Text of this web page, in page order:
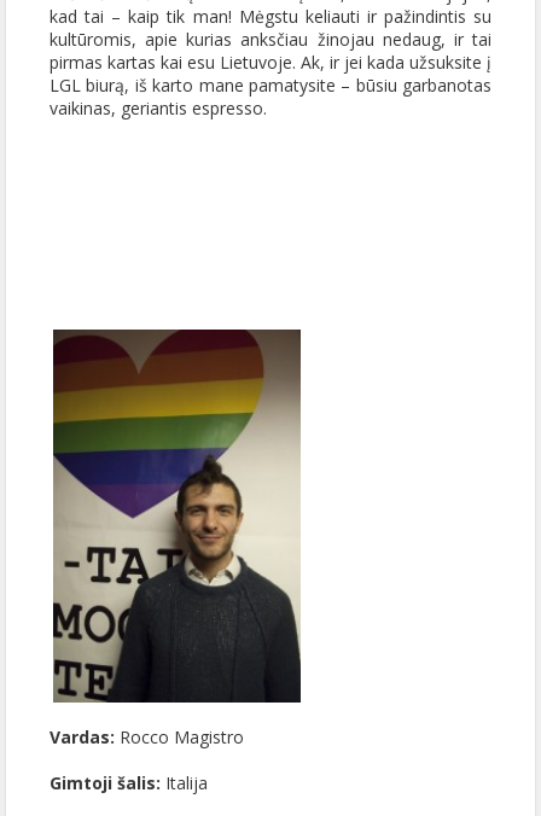
kad tai – kaip tik man! Mėgstu keliauti ir pažindintis su
kultūromis, apie kurias anksčiau žinojau nedaug, ir tai
pirmas kartas kai esu Lietuvoje. Ak, ir jei kada užsuksite į
LGL biurą, iš karto mane pamatysite – būsiu garbanotas
vaikinas, geriantis espresso.
Vardas: Rocco Magistro
Gimtoji šalis: Italija